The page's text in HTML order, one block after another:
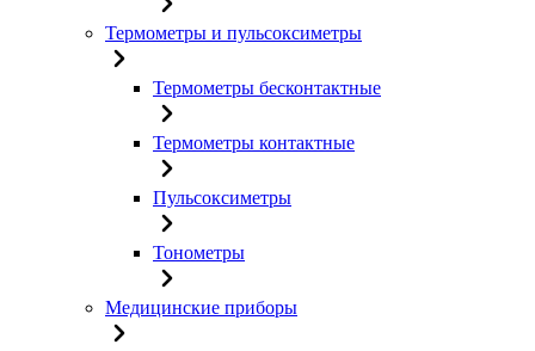
Термометры и пульсоксиметры
Термометры бесконтактные
Термометры контактные
Пульсоксиметры
Тонометры
Медицинские приборы